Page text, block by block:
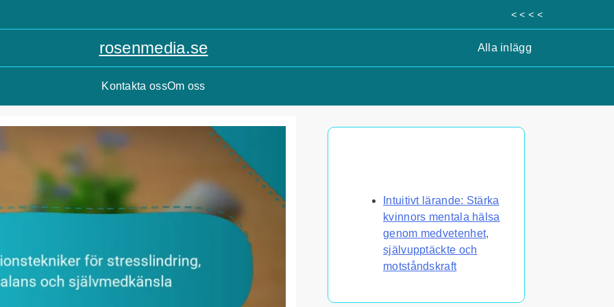
< < < <
rosenmedia.se Alla inlägg
Kontakta ossOm oss
Intuitivt lärande: Stärka
kvinnors mentala hälsa
genom medvetenhet,
självupptäckte och
motståndskraft